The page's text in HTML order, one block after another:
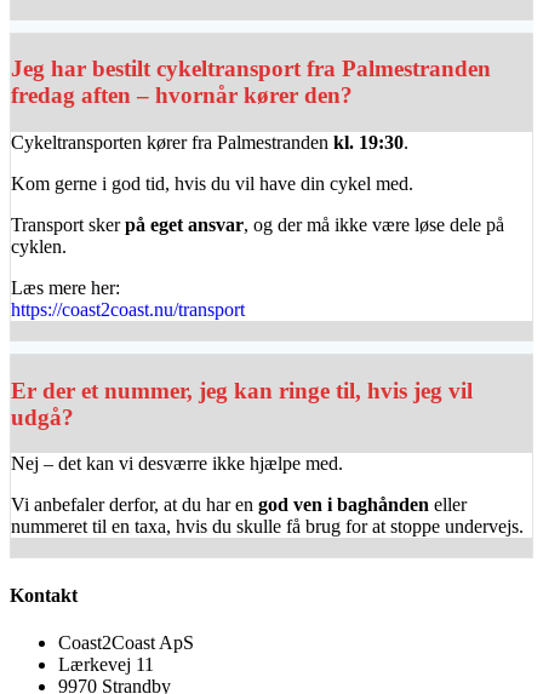
Jeg har bestilt cykeltransport fra Palmestranden
fredag aften – hvornår kører den?
Cykeltransporten kører fra Palmestranden kl. 19:30.
Kom gerne i god tid, hvis du vil have din cykel med.
Transport skerpå eget ansvar, og der må ikke være løse dele på
cyklen.
Læs mere her:
https://coast2coast.nu/transport
Er der et nummer, jeg kan ringe til, hvis jeg vil
udgå?
Nej – det kan vi desværre ikke hjælpe med.
Vi anbefaler derfor, at du har en god ven i baghånden eller
nummeret til en taxa, hvis du skulle få brug for at stoppe undervejs.
Kontakt
Coast2Coast ApS
Lærkevej 11
9970 Strandby